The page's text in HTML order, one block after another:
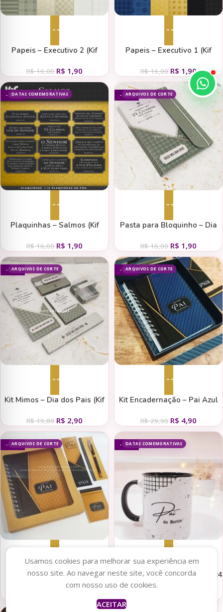
Adicionar ao carrinho
Papeis – Executivo 2 (Kif
R$16,00 R$ 1,90
Adicionar ao carrinho
Papeis – Executivo 1 (Kif
R$16,00 R$ 1,90
DATAS COMEMORATIVAS
- 88%
Adicionar ao carrinho
Plaquinhas – Salmos (Kif
R$16,00 R$ 1,90
ARQUIVOS DE CORTE
- 88%
Adicionar ao carrinho
Pasta para Bloquinho – Dia
R$16,00 R$ 1,90
ARQUIVOS DE CORTE
- 85%
Adicionar ao carrinho
Kit Mimos – Dia dos Pais (Kif
R$19,80 R$ 2,90
ARQUIVOS DE CORTE
- 84%
Adicionar ao carrinho
Kit Encadernação – Pai Azul
R$29,90 R$ 4,90
ARQUIVOS DE CORTE
- 84%
Kit Encadernação – Pai (Kif
Criações)
DATAS COMEMORATIVAS
- 76%
Dia dos Pais Minimalista 2024
– Estampas Canecas
Usamos cookies para melhorar sua experiência em
nosso site. Ao navegar neste site, você concorda
com nosso uso de cookies.
ACEITAR